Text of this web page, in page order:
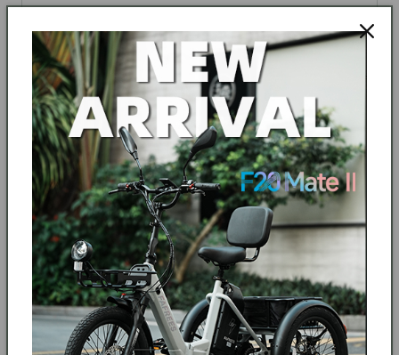
MEER LEZEN